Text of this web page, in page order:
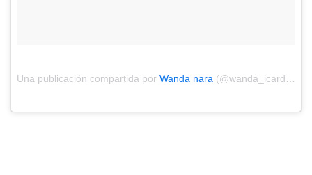
Una publicación compartida por Wanda nara (@wanda_icardi) el